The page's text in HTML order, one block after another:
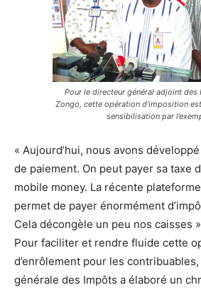
Pour le directeur général adjoint des
Zongo, cette opération d’imposition
sensibilisation par
« Aujourd’hui, nous avons
de paiement. On peut payer sa taxe
mobile money. La récente plateforme
permet de payer énormément
Cela décongèle un peu nos caisses
Pour faciliter et rendre fluide cette
d’enrôlement pour les
générale des Impôts a élaboré un